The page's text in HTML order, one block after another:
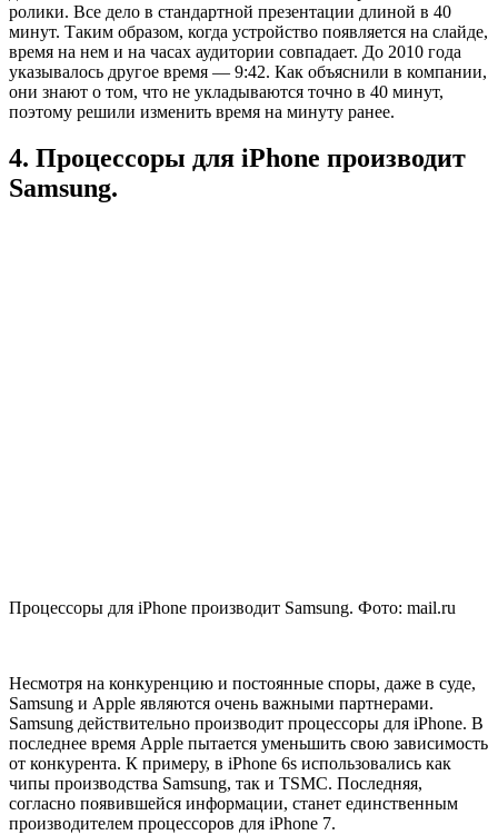
ролики. Все дело в стандартной презентации длиной в 40
минут. Таким образом, когда устройство появляется на слайде,
время на нем и на часах аудитории совпадает. До 2010 года
указывалось другое время — 9:42. Как объяснили в компании,
они знают о том, что не укладываются точно в 40 минут,
поэтому решили изменить время на минуту ранее.
4. Процессоры для iPhone производит
Samsung.
Процессоры для iPhone производит Samsung. Фото: mail.ru
Несмотря на конкуренцию и постоянные споры, даже в суде,
Samsung и Apple являются очень важными партнерами.
Samsung действительно производит процессоры для iPhone. В
последнее время Apple пытается уменьшить свою зависимость
от конкурента. К примеру, в iPhone 6s использовались как
чипы производства Samsung, так и TSMC. Последняя,
согласно появившейся информации, станет единственным
производителем процессоров для iPhone 7.